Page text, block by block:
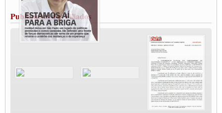
MODAL-LIVE#12 POLÍTICAS PÚBLICAS DE TRANSPORTE PARA A
CLASSE TRABALHADORA E ELEIÇÕES NA PANDEMIA
MODAL-LIVE#11 POLÍTICAS PÚBLICAS DE TRANSPORTE
JUVENTUDE DO TRANSPORTE: POR QUE DEVEMOS NOS ORGANIZAR?
Fabio Primo testa positivo para Coronavírus, mas está bem de saúde
Modal-Live#9 Quais são os direitos dos trabalhador@s que contraem a Covid-19 na
Participe da Campanha Fora Bolsonaro
CNTTL e FECOOTAC apoiam Campanha de testes de COVID-19 para
MODAL-LIVE#8 - Lideranças sindicais da CNTTL, CGTB e dos caminhoneiros
Publicações dos Filiados